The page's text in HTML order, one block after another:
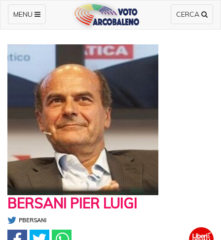
CERCA
MENU
BERSANI PIER LUIGI
PBERSANI